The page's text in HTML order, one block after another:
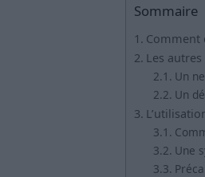
Sommaire
Comment
Les
Un
Un
Une